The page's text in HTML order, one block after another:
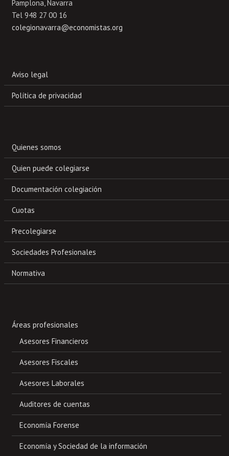
Pamplona, Navarra
Tel 948 27 00 16
colegionavarra@economistas.org
Aviso legal
Política de privacidad
Quienes somos
Quien puede colegiarse
Documentación colegiación
Cuotas
Precolegiarse
Sociedades Profesionales
Normativa
Áreas profesionales
Asesores Financieros
Asesores Fiscales
Asesores Laborales
Auditores de cuentas
Economía Forense
Economía y Sociedad de la información